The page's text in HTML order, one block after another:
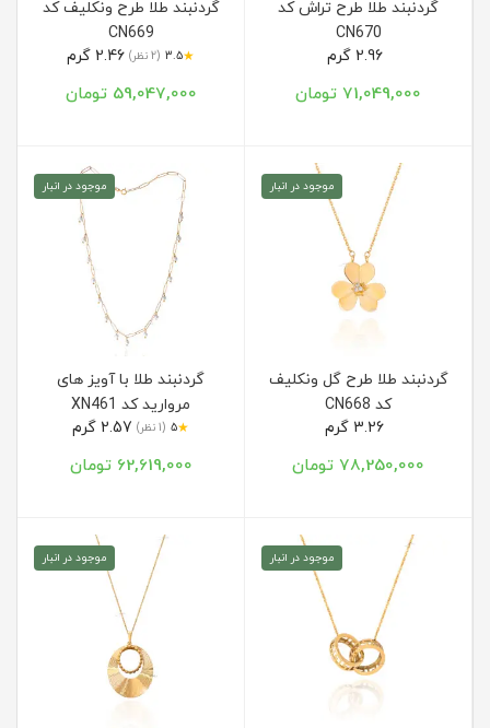
گردنبند طلا طرح تراش کد
CN670
2.96 گرم
71,049,000 تومان
گردنبند طلا طرح ونکلیف کد
CN669
★
3.5 (2 نظر)
59,047,000 تومان
موجود در انبار
گردنبند طلا طرح گل ونکلیف
کد CN668
78,250,000 تومان
موجود در انبار
گردنبند طلا با آویز های
مروارید کد XN461
★
5 (1 نظر)
62,619,000 تومان
موجود در انبار موجود در انبار